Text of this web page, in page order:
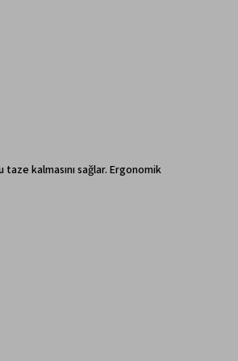
taze kalmasını sağlar. Ergonomik